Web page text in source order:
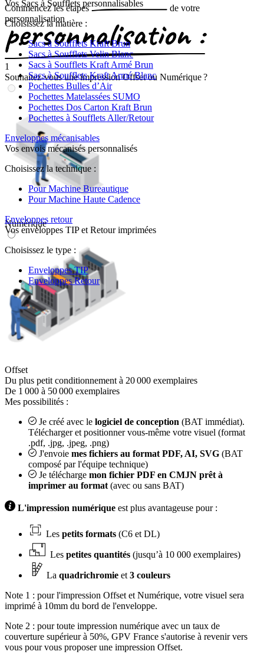
Vos Sacs à Soufflets personnalisables
Choisissez la matière :
Sacs à Soufflets Kraft Brun
Sacs à Soufflets Velin Blanc
Sacs à Soufflets Kraft Armé Brun
Sacs à Soufflets Kraft Armé Blanc
Pochettes Bulles d’Air
Pochettes Matelassées SUMO
Pochettes Dos Carton Kraft Brun
Pochettes à Soufflets Aller/Retour
Enveloppes mécanisables
Vos envois mécanisés personnalisés
Choisissez la technique :
Pour Machine Bureautique
Pour Machine Haute Cadence
Enveloppes retour
Vos enveloppes TIP et Retour imprimées
Choisissez le type :
Enveloppes TIP
Enveloppes Retour
Commencez les étapes
de votre
personnalisation
1
Souhaitez-vous une impression Offset ou Numérique ?
Numérique
Offset
Du plus petit conditionnement à 20 000 exemplaires
De 1 000 à 50 000 exemplaires
Mes possibilités :
Je créé avec le logiciel de conception (BAT immédiat).
Télécharger et positionner vous-même votre visuel (format
.pdf, .jpg, .jpeg, .png)
J'envoie mes fichiers au format PDF, AI, SVG (BAT
composé par l'équipe technique)
Je télécharge mon fichier PDF en CMJN prêt à
imprimer au format (avec ou sans BAT)
L'impression numérique est plus avantageuse pour :
Les petits formats (C6 et DL)
Les petites quantités (jusqu’à 10 000 exemplaires)
La quadrichromie et 3 couleurs
Note 1 : pour l'impression Offset et Numérique, votre visuel sera
imprimé à 10mm du bord de l'enveloppe.
Note 2 : pour toute impression numérique avec un taux de
couverture supérieur à 50%, GPV France s'autorise à revenir vers
vous pour vous proposer une impression Offset.